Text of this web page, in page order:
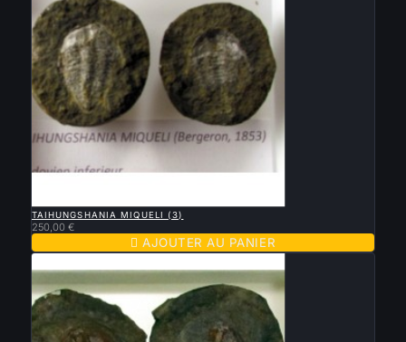
TAIHUNGSHANIA MIQUELI (3)
250,00 €
 AJOUTER AU PANIER